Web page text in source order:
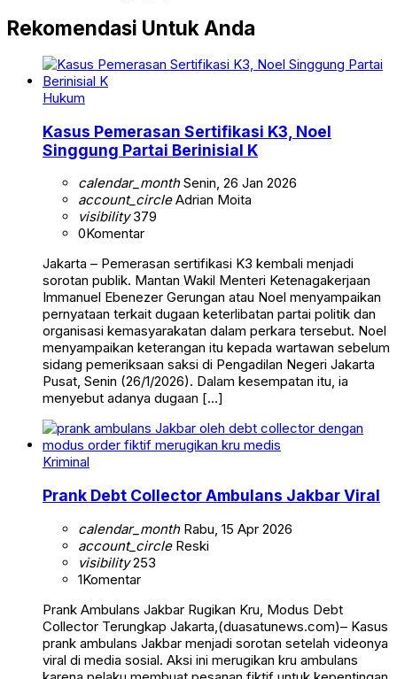
Rekomendasi Untuk Anda
Hukum
Kasus Pemerasan Sertifikasi K3, Noel
Singgung Partai Berinisial K
calendar_monthSenin, 26 Jan 2026
account_circleAdrian Moita
visibility379
0Komentar
Jakarta – Pemerasan sertifikasi K3 kembali menjadi
sorotan publik. Mantan Wakil Menteri Ketenagakerjaan
Immanuel Ebenezer Gerungan atau Noel menyampaikan
pernyataan terkait dugaan keterlibatan partai politik dan
organisasi kemasyarakatan dalam perkara tersebut. Noel
menyampaikan keterangan itu kepada wartawan sebelum
sidang pemeriksaan saksi di Pengadilan Negeri Jakarta
Pusat, Senin (26/1/2026). Dalam kesempatan itu, ia
menyebut adanya dugaan […]
Kriminal
Prank Debt Collector Ambulans Jakbar Viral
calendar_monthRabu, 15 Apr 2026
account_circleReski
visibility253
1Komentar
Prank Ambulans Jakbar Rugikan Kru, Modus Debt
Collector Terungkap Jakarta,(duasatunews.com)– Kasus
prank ambulans Jakbar menjadi sorotan setelah videonya
viral di media sosial. Aksi ini merugikan kru ambulans